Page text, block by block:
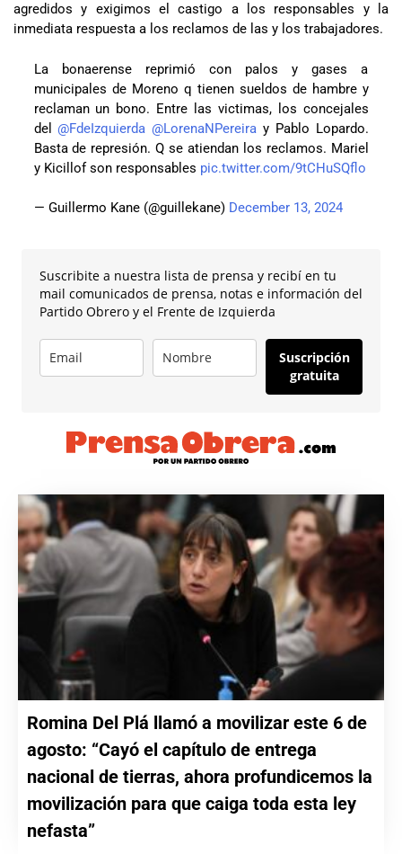
agredidos y exigimos el castigo a los responsables y la
inmediata respuesta a los reclamos de las y los trabajadores.
La bonaerense reprimió con palos y gases a
municipales de Moreno q tienen sueldos de hambre y
reclaman un bono. Entre las victimas, los concejales
del@FdeIzquierda @LorenaNPereira y Pablo Lopardo.
Basta de represión. Q se atiendan los reclamos. Mariel
y Kicillof son responsables pic.twitter.com/9tCHuSQflo
— Guillermo Kane (@guillekane) December 13, 2024
Suscribite a nuestra lista de prensa y recibí en tu
mail comunicados de prensa, notas e información del
Partido Obrero y el Frente de Izquierda
Suscripción
gratuita
Romina Del Plá llamó a movilizar este 6 de
agosto: “Cayó el capítulo de entrega
nacional de tierras, ahora profundicemos la
movilización para que caiga toda esta ley
nefasta”